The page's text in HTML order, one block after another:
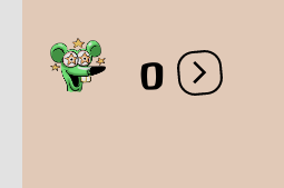
0 Ouvrir les